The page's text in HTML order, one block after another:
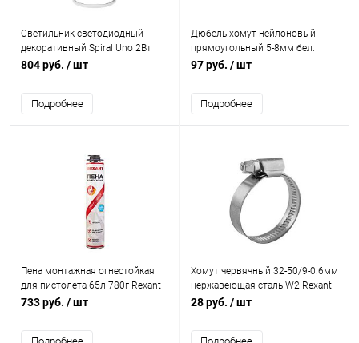
Светильник светодиодный
декоративный Spiral Uno 2Вт
3000К 5В сереб. Rexant 609-031
804 руб. / шт
Подробнее
Дюбель-хомут нейлоновый
прямоугольный 5-8мм бел.
(уп.100шт) Rexant 07-4608
97 руб. / шт
Подробнее
Пена монтажная огнестойкая
для пистолета 65л 780г Rexant
89-0912
733 руб. / шт
Хомут червячный 32-50/9-0.6мм
нержавеющая сталь W2 Rexant
07-0732
28 руб. / шт